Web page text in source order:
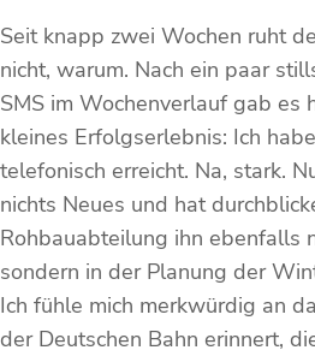
Seit knapp zwei Wochen ruht
nicht, warum. Nach ein paar
SMS im Wochenverlauf gab es
kleines Erfolgserlebnis: Ich
telefonisch erreicht. Na, stark.
nichts Neues und hat
Rohbauabteilung ihn ebenfalls
sondern in der Planung der
Ich fühle mich merkwürdig an
der Deutschen Bahn erinnert,